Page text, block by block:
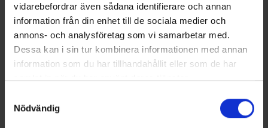
vidarebefordrar även sådana identifierare och annan
information från din enhet till de sociala medier och
annons- och analysföretag som vi samarbetar med.
Dessa kan i sin tur kombinera informationen med annan
information som du har tillhandahållit eller som de har
samlat in när du har använt deras tjänster.
Nödvändig
Grünes Licht • Niedrige Temp • 35–40°C
Blaues Licht • Mittlere Temp • 40–45°C
Rotes Licht • Hohe Temp • 45–50°C
Personen mit Herzschrittmacher sollten die Heizweste nicht
Heizsitzunterlage Stretch-Handschuhe 3er-Pack